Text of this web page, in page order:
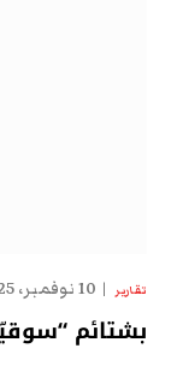
تقارير 10 نوفمبر، 2025
بشتائم